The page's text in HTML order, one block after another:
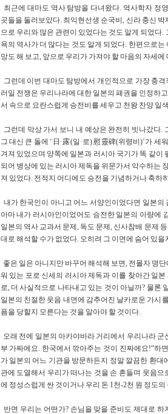
최근에 대마도 역사 탐방을 다녀왔다. 역사학자 정
곳들을 둘러보았다. 최익현선생 순국비, 신라 충신
으로 우리와 많은 관련이 있었다는 것도 알게 되었
욕의 역사가 더 많다는 것도 알게 되었다. 한편으로
망도 해 보고, 앞으로 우리가 가져야 할 마음의 자세
그런데 이번 대마도 탐방에서 개인적으로 가장 충
러일 전쟁은 우리나라에 대한 일본의 패권을 인정하
서 속으로 요란스럽게 승전비를 세우고 천왕 찬양 일
그런데 막상 가서 보니 내 예상은 완전히 빗나갔다.
그 대신 큰 돌에 ‘日·露(일·로) 慰靈碑(위령비)’가
겨져 있었으며 양쪽에 일본과 러시아 국기가 똑 같이
되어 병상에 있는 러시아 제독을 위문가서 악수하는
져 있었다. 전적지 어디에도 승전을 기념하거나 축하
내가 한국인이 아니고 어느 서양인이었다면 일본
아마 내가 러시아인이었어도 승전한 일본의 아량에
일본의 역사 교과서 문제, 독도 문제, 신사참배 문제
대로 해석할 수가 없었다. 오히려 그 이면에 숨어 있
좋은 일은 아니지만 바꾸어 해석해 보면, 전몰자 명
워 있는 포로 신세의 러시아 제독과 이를 찾아간 일
로, 더 사실적으로 나타내고 있는 것이 아닐까? 물론
일본의 친절한 웃음 내면에 감추어진 날카로운 가시
픔을 당할지 모른다는 것을 알아야 할 것이다.
오래 전에 일본의 아카야바라 거리에서 우리나라
부 가짜에요. 한국에서 깎아주는 것이 진짜에요!”하
가 일본의 어느 기관을 방문하든지 정말 깔끔한 환
관에 도열해서 우리가 떠나는 것을 손 흔들며 웃음
에 정성스럽게 싼 것이거나 우리 돈 1천-2천 원 정도
반면 우리는 어떤가? 손님을 맞을 준비도 제대로